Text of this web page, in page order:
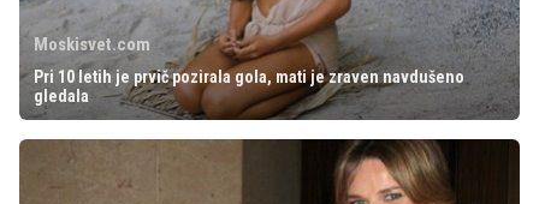
Moskisvet.com
Pri 10 letih je prvič pozirala gola, mati je zraven navdušeno
gledala